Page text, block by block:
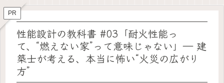
PR
性能設計の教科書 #03「耐火性能っ
て、“燃えない家”って意味じゃない」― 建
築士が考える、本当に怖い“火災の広がり
方”